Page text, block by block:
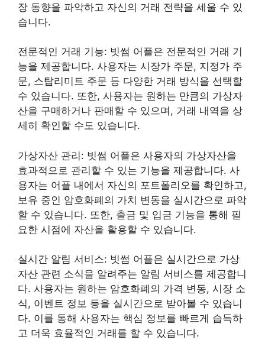
장 동향을 파악하고 자신의 거래 전략을 세울 수 있
습니다.
전문적인 거래 기능: 빗썸 어플은 전문적인 거래 기
능을 제공합니다. 사용자는 시장가 주문, 지정가 주
문, 스탑리미트 주문 등 다양한 거래 방식을 선택할
수 있습니다. 또한, 사용자는 원하는 만큼의 가상자
산을 구매하거나 판매할 수 있으며, 거래 내역을 상
세히 확인할 수도 있습니다.
가상자산 관리: 빗썸 어플은 사용자의 가상자산을
효과적으로 관리할 수 있는 기능을 제공합니다. 사
용자는 어플 내에서 자신의 포트폴리오를 확인하고,
보유 중인 암호화폐의 가치 변동을 실시간으로 파악
할 수 있습니다. 또한, 출금 및 입금 기능을 통해 필
요한 시점에 자산을 활용할 수 있습니다.
실시간 알림 서비스: 빗썸 어플은 실시간으로 가상
자산 관련 소식을 알려주는 알림 서비스를 제공합니
다. 사용자는 원하는 암호화폐의 가격 변동, 시장 소
식, 이벤트 정보 등을 실시간으로 받아볼 수 있습니
다. 이를 통해 사용자는 핵심 정보를 빠르게 습득하
고 더욱 효율적인 거래를 할 수 있습니다.